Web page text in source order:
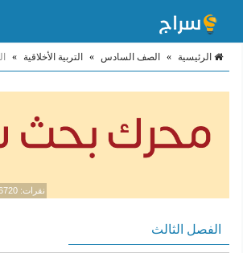
الرئيسية » الصف السادس » التربية الأخلاقية »
نقرات: 616720 / مشاهدات: 344104058
الفصل الثالث